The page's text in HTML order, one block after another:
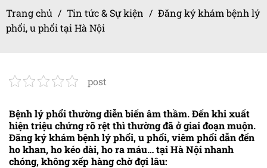
Trang chủ / Tin tức & Sự kiện / Đăng ký khám bệnh lý
phổi, u phổi tại Hà Nội
post
Bệnh lý phổi thường diễn biến âm thầm. Đến khi xuất
hiện triệu chứng rõ rệt thì thường đã ở giai đoạn muộn.
Đăng ký khám bệnh lý phổi, u phổi, viêm phổi dẫn đến
ho khan, ho kéo dài, ho ra máu… tại Hà Nội nhanh
chóng, không xếp hàng chờ đợi lâu: